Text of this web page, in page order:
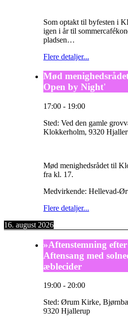
Som optakt til byfesten i
igen i år til
pladsen…
Flere detaljer...
Mød
Open by Night'
17:00 - 19:00
Sted: Ved den gamle
Klokkerholm, 9320
Mød menighedsrådet til
fra kl. 17.
Medvirkende: Hellevad-
Flere detaljer...
16. august 2026
»Aftenstemning
Aftensang med
æblecider
19:00 - 20:00
Sted: Ørum Kirke,
9320 Hjallerup